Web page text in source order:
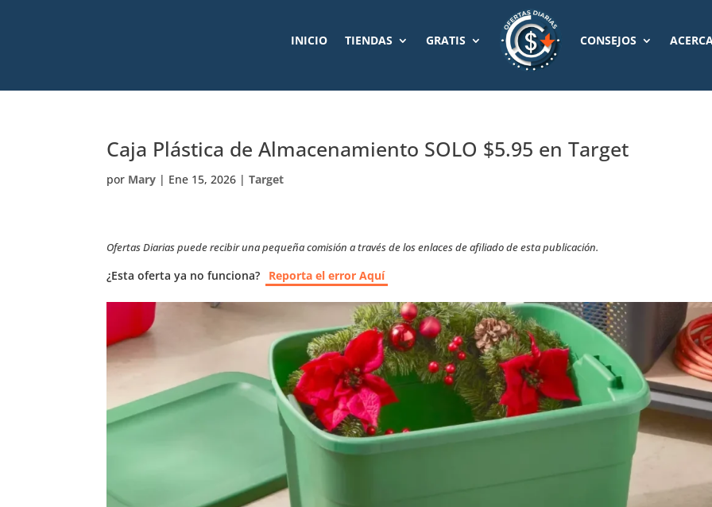
INICIO TIENDAS GRATIS CONSEJOS
Caja Plástica de Almacenamiento SOLO $5.95 en Target
por Mary | Ene 15, 2026 |Target
Ofertas Diarias puede recibir una pequeña comisión a través de los enlaces de afiliado de esta publicación.
¿Esta oferta ya no funciona? Reporta el error Aquí